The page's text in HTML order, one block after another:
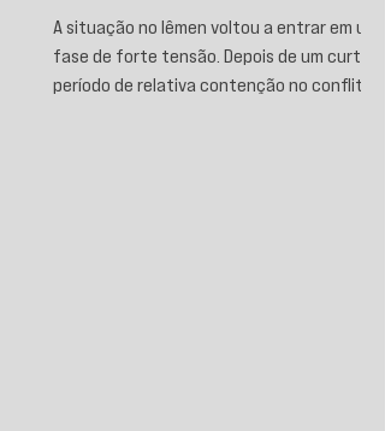
A situação no Iêmen voltou a entrar em uma
fase de forte tensão. Depois de um curto
período de relativa contenção no conflito,